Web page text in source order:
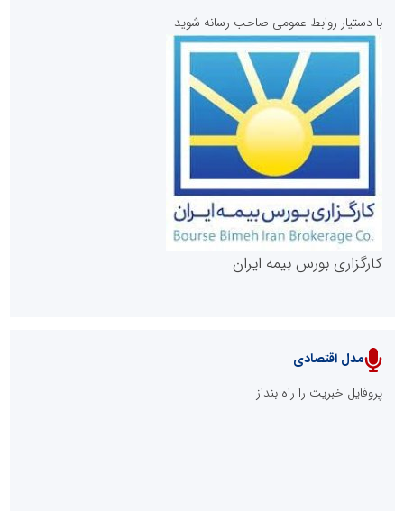
روابط عمومی خبرگزاری گزارش خبر
پایگاه خبری نهضت ملی مسکن
با دستیار روابط عمومی صاحب رسانه شوید
کارگزاری بورس بیمه ایران
مدل اقتصادی
پروفایل خبریت را راه بنداز